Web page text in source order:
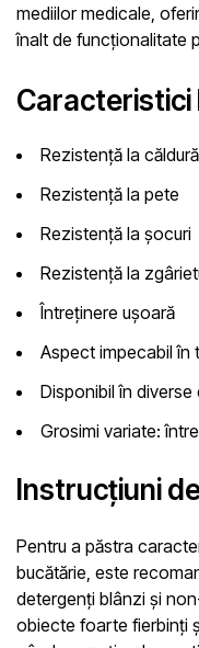
mediilor medicale,
înalt de funcționalitate
Caracteristici
Rezistență la căldură
Rezistență la pete
Rezistență la șocuri
Rezistență la
Întreținere ușoară
Aspect impecabil în
Disponibil în diverse
Grosimi variate:
Instrucțiuni
Pentru a păstra
bucătărie, este
detergenți blânzi și
obiecte foarte fierbinți